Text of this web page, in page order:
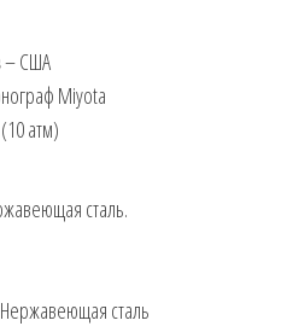
– США
Miyota
атм)
сталь.
сталь